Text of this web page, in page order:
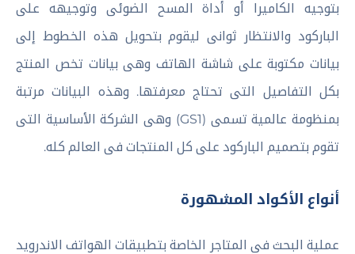
بتوجيه الكاميرا أو أداة المسح الضوئى وتوجيهه على
الباركود والانتظار ثوانى ليقوم بتحويل هذه الخطوط إلى
بيانات مكتوبة على شاشة الهاتف وهى بيانات تخص المنتج
بكل التفاصيل التى تحتاج معرفتها. وهذه البيانات مرتبة
بمنظومة عالمية تسمى (GS1) وهى الشركة الأساسية التى
تقوم بتصميم الباركود على كل المنتجات فى العالم كله.
أنواع الأكواد المشهورة
عملية البحث فى المتاجر الخاصة بتطبيقات الهواتف الاندرويد